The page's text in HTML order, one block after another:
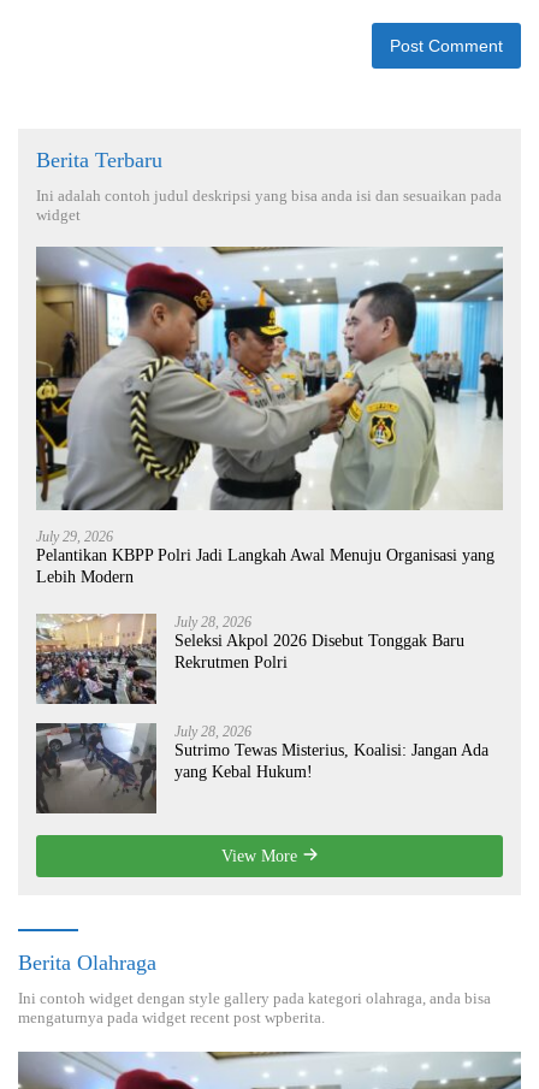
Berita Terbaru
Ini adalah contoh judul deskripsi yang bisa anda isi dan sesuaikan pada
widget
July 29, 2026
Pelantikan KBPP Polri Jadi Langkah Awal Menuju Organisasi yang
Lebih Modern
July 28, 2026
Seleksi Akpol 2026 Disebut Tonggak Baru
Rekrutmen Polri
July 28, 2026
Sutrimo Tewas Misterius, Koalisi: Jangan Ada
yang Kebal Hukum!
View More
Berita Olahraga
Ini contoh widget dengan style gallery pada kategori olahraga, anda bisa
mengaturnya pada widget recent post wpberita.